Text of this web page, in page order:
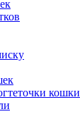
кошки